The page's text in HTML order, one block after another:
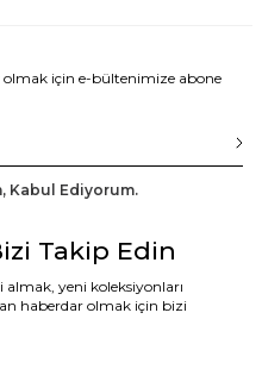
için e-bültenimize abone
Kabul Ediyorum.
Takip Edin
almak, yeni koleksiyonları
haberdar olmak için bizi